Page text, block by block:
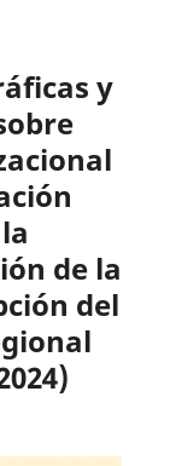
y
de la
del